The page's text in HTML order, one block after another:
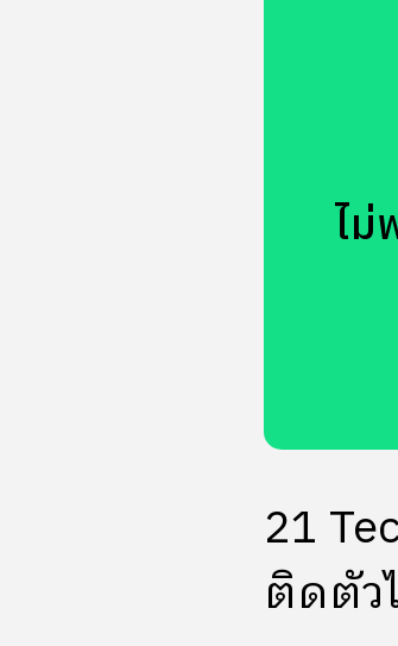
ไ
21
ติดตัว